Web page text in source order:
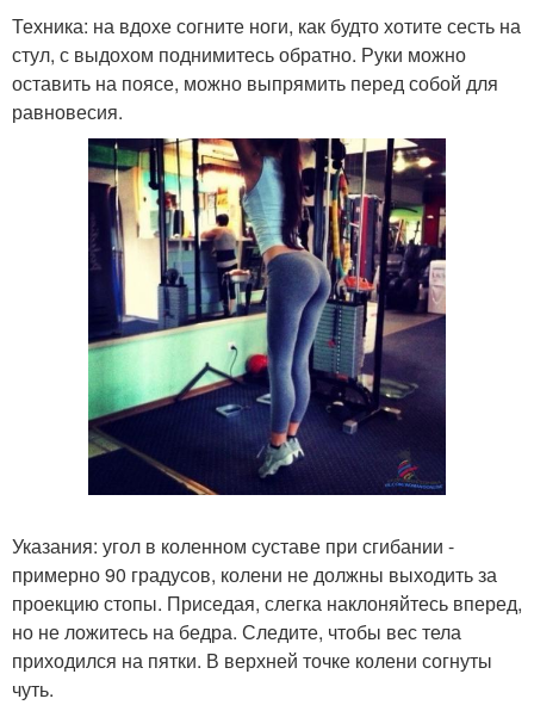
Техника: на вдохе согните ноги, как будто хотите сесть на
стул, с выдохом поднимитесь обратно. Руки можно
оставить на поясе, можно выпрямить перед собой для
равновесия.
Указания: угол в коленном суставе при сгибании -
примерно 90 градусов, колени не должны выходить за
проекцию стопы. Приседая, слегка наклоняйтесь вперед,
но не ложитесь на бедра. Следите, чтобы вес тела
приходился на пятки. В верхней точке колени согнуты
чуть.